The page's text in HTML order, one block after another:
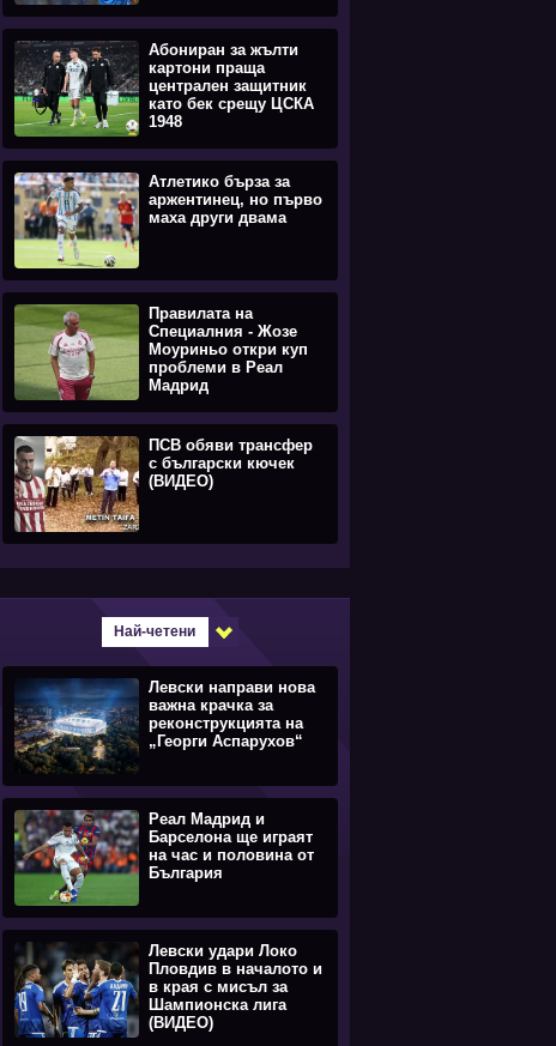
Абониран за жълти
картони праща
централен защитник
като бек срещу ЦСКА
1948
Атлетико бърза за
аржентинец, но първо
маха други двама
Правилата на
Специалния - Жозе
Моуриньо откри куп
проблеми в Реал
Мадрид
ПСВ обяви трансфер
с български кючек
(ВИДЕО)
Най-четени
Левски направи нова
важна крачка за
реконструкцията на
„Георги Аспарухов“
Реал Мадрид и
Барселона ще играят
на час и половина от
България
Левски удари Локо
Пловдив в началото и
в края с мисъл за
Шампионска лига
(ВИДЕО)